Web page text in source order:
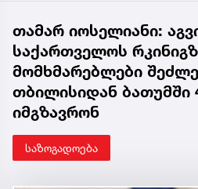
თამარ იოსელიანი:
საქართველოს
მომხმარებლები
თბილისიდან ბათუმში
იმგზავრონ
საზოგადოება